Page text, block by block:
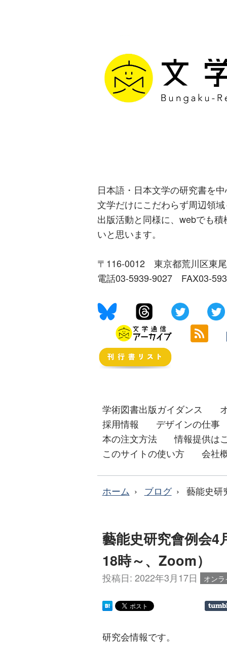
日本語・日本文学の研究書を
文学だけにこだわらず周辺領
出版活動と同様に、webでも
いと思います。
〒116-0012 東京都荒川区東
電話03-5939-9027 FAX03-
学術図書出版ガイダンス
採用情報
デザインの仕事
本の注文方法
情報提供は
このサイトの使い方
会社
ホーム ブログ 藝能史研
藝能史研究會例会4
18時～、Zoom）
投稿日: 2022年3月17日 オン
研究会情報です。